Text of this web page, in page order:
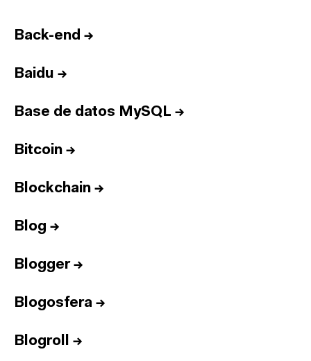
Back-end →
Baidu →
Base de datos MySQL →
Bitcoin →
Blockchain →
Blog →
Blogger→
Blogosfera →
Blogroll →